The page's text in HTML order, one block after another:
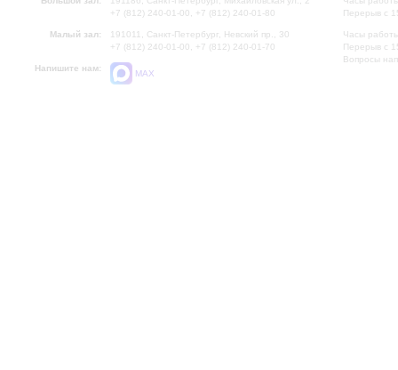
+7 (812) 240-01-00, +7 (812) 240-01-80
Малый зал:
191011, Санкт-Петербург, Невский пр., 30
+7 (812) 240-01-00, +7 (812) 240-01-70
Напишите нам:
MAX
Перерыв с
Часы
Перерыв с
Вопросы